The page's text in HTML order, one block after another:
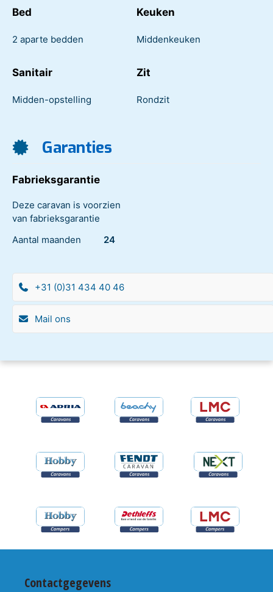
Bed
2 aparte bedden
Keuken
Middenkeuken
Sanitair
Midden-opstelling
Zit
Rondzit
Garanties
Fabrieksgarantie
Deze caravan is voorzien
van fabrieksgarantie
Aantal maanden
24
+31 (0)31 434 40 46
Mail ons
Contactgegevens